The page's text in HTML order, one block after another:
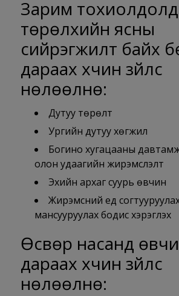
Зарим тохиолдолд
төрөлхийн ясны
сийрэгжилт байх
дараах хүчин зүйлс
нөлөөлнө:
Дутуу төрөлт
Ургийн дутуу хөгжил
Богино хугацааны
олон удаагийн жирэмслэлт
Эхийн архаг суурь өвчин
Жирэмсний үед
мансууруулах бодис хэрэглэх
Өсвөр насанд өвчин
дараах хүчин зүйлс
нөлөөлнө: